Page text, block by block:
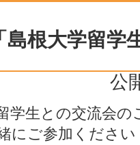
根大学留学
公
学生との交流会
にご参加くださ